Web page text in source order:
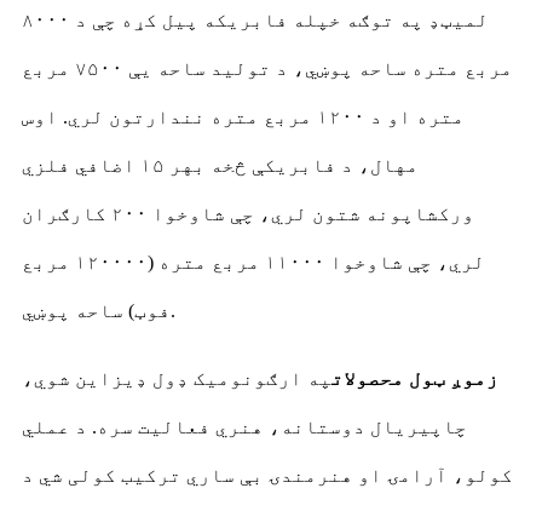
لمیټډ په توګه خپله فابریکه پیل کړه چې د ۸۰۰۰
مربع متره ساحه پوښي، د تولید ساحه یې ۷۵۰۰ مربع
متره او د ۱۲۰۰ مربع متره نندارتون لري. اوس
مهال، د فابریکې څخه بهر ۱۵ اضافي فلزي
ورکشاپونه شتون لري، چې شاوخوا ۲۰۰ کارګران
لري، چې شاوخوا ۱۱۰۰۰ مربع متره (۱۲۰۰۰۰ مربع
فوټ) ساحه پوښي.
زموږ ټول محصولات په ارګونوميک ډول ډیزاین شوي،
چاپیریال دوستانه، هنري فعالیت سره. د عملي
کولو، آرامۍ او هنرمندۍ بې ساري ترکیب کولی شي د